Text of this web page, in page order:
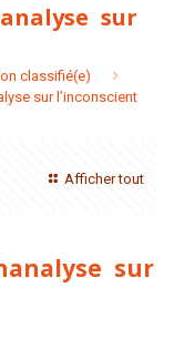
sur
classifié(e)
sur l’inconscient
Afficher tout
sur